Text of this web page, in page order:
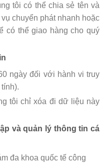
tôi có thể chia sẻ tên và
chuyển phát nhanh hoặc
có thể giao hàng cho quý
ngày đối với hành vi truy
tôi chỉ xóa đi dữ liệu này
và quản lý thông tin cá
đa khoa quốc tế công